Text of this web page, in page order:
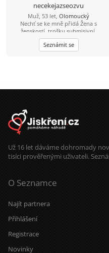
necekejazseozvu
Muž, 53 let, Olomoucký
Nechť se ke mně přidá Žena s
ženskostí, trošku submisivní,
malinko rozpustilá... K trvalému,
pikantnímu, rodinnému vztahu
míříme.
Seznámit se
Už 16 let dáváme dohromady
tisíci prověřenými uživateli.
O Seznamce
Najít partnera
Přihlášení
Registrace
Novinky